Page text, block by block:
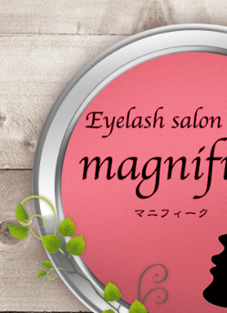
コ
ン
テ
ン
ツ
へ
ス
キ
ッ
プ